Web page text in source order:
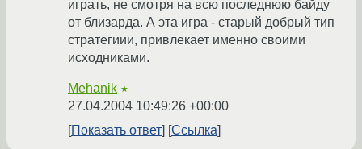
играть, не смотря на всю последнюю байду
от близарда. А эта игра - старый добрый тип
стратегиии, привлекает именно своими
исходниками.
Mehanik ★
27.04.2004 10:49:26 +00:00
Показать ответ
Ссылка